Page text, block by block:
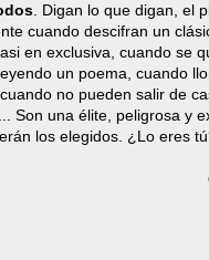
. Digan lo que digan, el
cuando descifran un
en exclusiva, cuando se
un poema, cuando
no pueden salir de
Son una élite, peligrosa y
los elegidos. ¿Lo eres